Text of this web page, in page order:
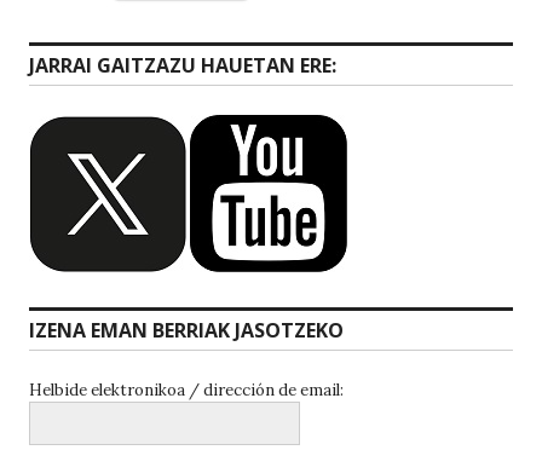
JARRAI GAITZAZU HAUETAN ERE:
IZENA EMAN BERRIAK JASOTZEKO
Helbide elektronikoa / dirección de email: